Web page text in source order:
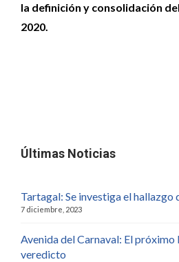
la definición y consolidación
2020.
Últimas Noticias
Tartagal: Se investiga el hallazgo
7 diciembre, 2023
Avenida del Carnaval: El próximo
veredicto